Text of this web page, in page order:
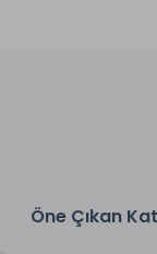
Öne Çıkan